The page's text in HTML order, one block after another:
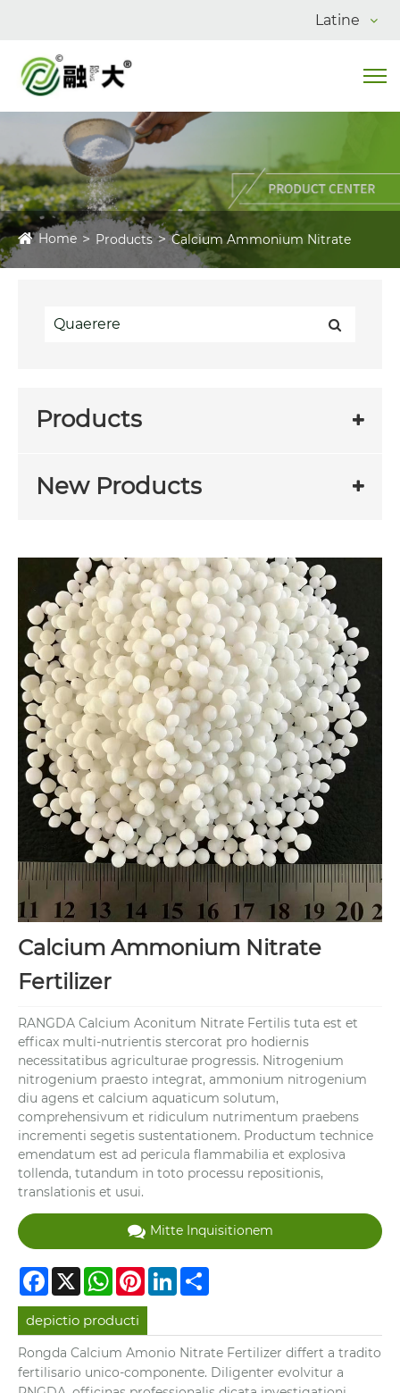
Latine
Home Products Calcium Ammonium Nitrate
Products
New Products
Calcium Ammonium Nitrate
Fertilizer
RANGDA Calcium Aconitum Nitrate Fertilis tuta est et
efficax multi-nutrientis stercorat pro hodiernis
necessitatibus agriculturae progressis. Nitrogenium
nitrogenium praesto integrat, ammonium nitrogenium
diu agens et calcium aquaticum solutum,
comprehensivum et ridiculum nutrimentum praebens
incrementi segetis sustentationem. Productum technice
emendatum est ad pericula flammabilia et explosiva
tollenda, tutandum in toto processu repositionis,
translationis et usui.
Mitte Inquisitionem
Facebook
X WhatsApp
PinterestLinkedIn
depictio producti
Rongda Calcium Amonio Nitrate Fertilizer differt a tradito
fertilisario unico-componente. Diligenter evolvitur a